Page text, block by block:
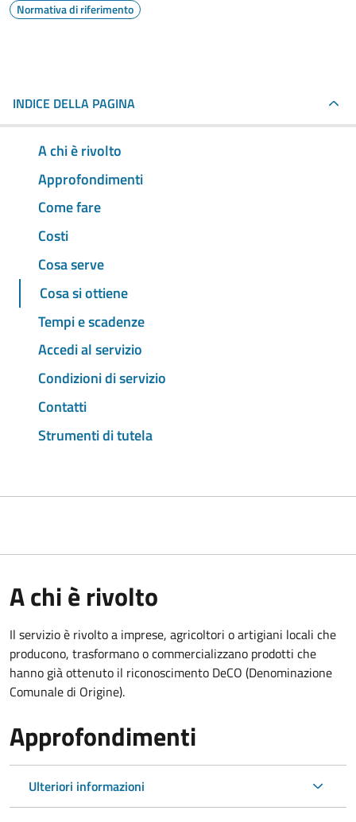
Normativa di riferimento
INDICE DELLA PAGINA
A chi è rivolto
Approfondimenti
Come fare
Costi
Cosa serve
Cosa si ottiene
Tempi e scadenze
Accedi al servizio
Condizioni di servizio
Contatti
Strumenti di tutela
A chi è rivolto
Il servizio è rivolto a imprese, agricoltori o artigiani locali che
producono, trasformano o commercializzano prodotti che
hanno già ottenuto il riconoscimento DeCO (Denominazione
Comunale di Origine).
Approfondimenti
Ulteriori informazioni